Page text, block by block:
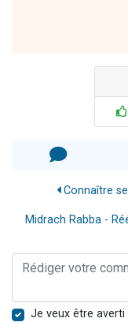
Connaître
Midrach Rabba -
Je veux être